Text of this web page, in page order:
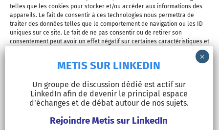
telles que les cookies pour stocker et/ou accéder aux informations des
appareils. Le fait de consentir à ces technologies nous permettra de
traiter des données telles que le comportement de navigation ou les ID
uniques sur ce site. Le fait de ne pas consentir ou de retirer son
consentement peut avoir un effet négatif sur certaines caractéristiques et
Refuser
Voir les préférences
© Copyright 2026 - METIS EUROPE | Tous droits réservés |
Mentions légales
METIS SUR LINKEDIN
Un groupe de discussion dédié est actif sur
LinkedIn afin de devenir le principal espace
d’échanges et de débat autour de nos sujets.
Rejoindre Metis sur LinkedIn